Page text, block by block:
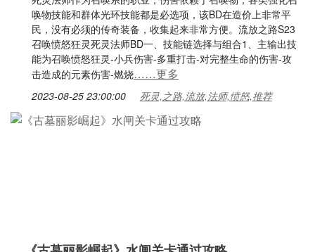
唤物技能和群体光环技能都是必选项，该BD在造价上非常平
民，没有必须的传奇装备，收集起来非常方便。流放之路S23
召唤愤怒狂灵死灵法师BD一、技能链选择与组合1、主输出技
能为召唤愤怒狂灵-小兵伤害-多重打击-对完整生命的伤害-攻
击造成的元素伤害-燃烧……更多
2023-08-25 23:00:00 死灵,之路,流放,法师,愤怒,推荐